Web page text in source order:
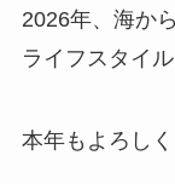
2026年、海か
ライフスタイ
本年もよろしく